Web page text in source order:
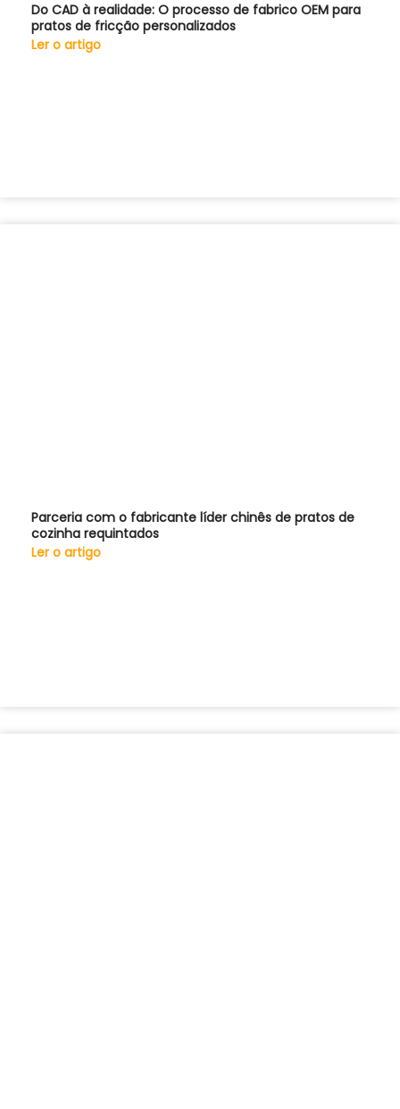
Do CAD à realidade: O processo de fabrico OEM para
pratos de fricção personalizados
Ler o artigo
Parceria com o fabricante líder chinês de pratos de
cozinha requintados
Ler o artigo